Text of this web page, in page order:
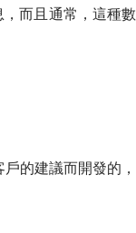
而且通常，這種數
的建議而開發的，